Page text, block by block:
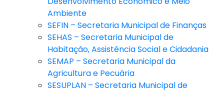
Ambiente
SEFIN – Secretaria Municipal de Finanças
SEHAS – Secretaria Municipal de
Habitação, Assistência Social e Cidadania
SEMAP – Secretaria Municipal da
Agricultura e Pecuária
SESUPLAN – Secretaria Municipal de